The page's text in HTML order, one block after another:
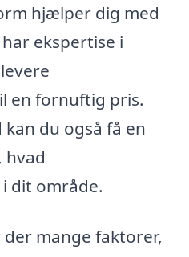
hjælper dig med
ekspertise i
en fornuftig pris.
du også få en
hvad
dit område.
mange faktorer,